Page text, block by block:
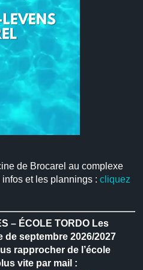
de Brocarel au complexe
infos et les plannings :cliquez
– ÉCOLE TORDO Les
septembre 2026/2027
rapprocher de l’école
vite par mail :